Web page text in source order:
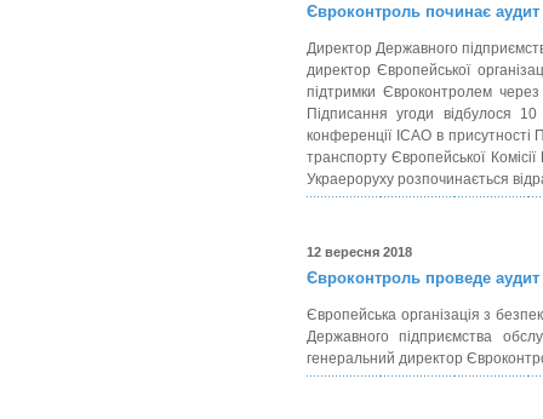
Євроконтроль починає аудит
Директор Державного
директор Європейської
підтримки Євроконтролем
Підписання угоди відбулося
конференції ІСАО в присутності
транспорту Європейської
Украероруху розпочинається
12 вересня 2018
Євроконтроль проведе аудит
Європейська організація з
Державного підприємства
генеральний директор